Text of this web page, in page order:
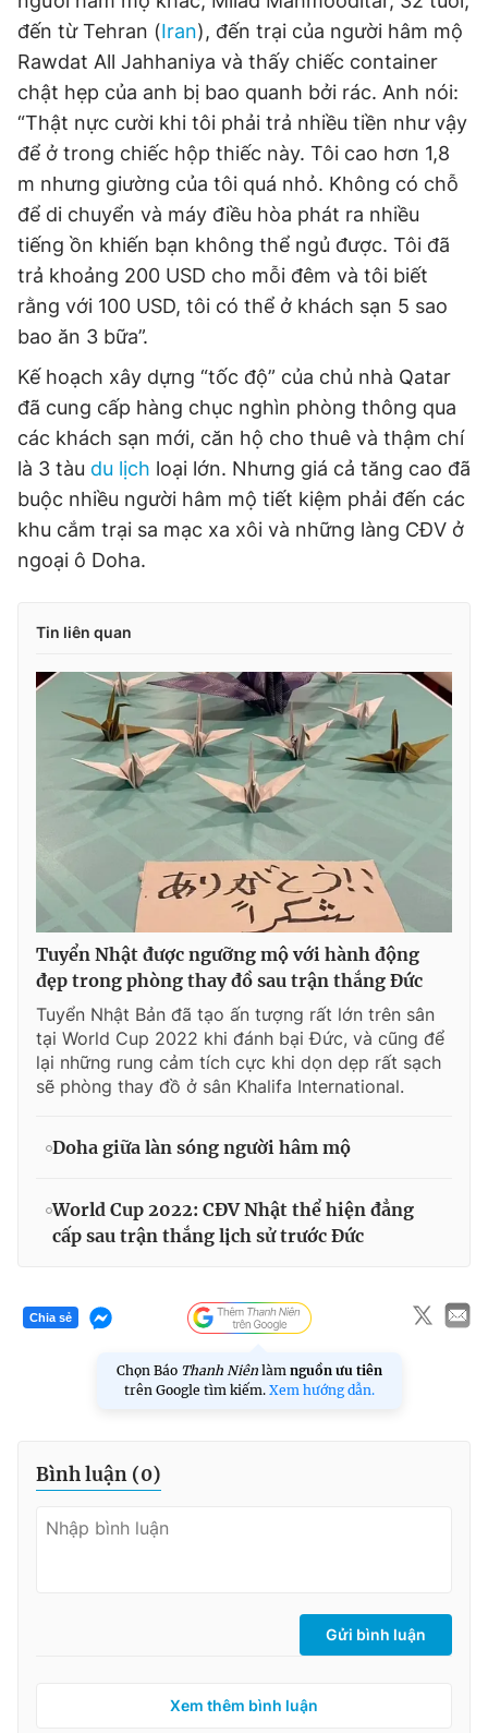
đến từ Tehran (Iran), đến trại của người hâm mộ
Rawdat All Jahhaniya và thấy chiếc container
chật hẹp của anh bị bao quanh bởi rác. Anh nói:
“Thật nực cười khi tôi phải trả nhiều tiền như vậy
để ở trong chiếc hộp thiếc này. Tôi cao hơn 1,8
m nhưng giường của tôi quá nhỏ. Không có chỗ
để di chuyển và máy điều hòa phát ra nhiều
tiếng ồn khiến bạn không thể ngủ được. Tôi đã
trả khoảng 200 USD cho mỗi đêm và tôi biết
rằng với 100 USD, tôi có thể ở khách sạn 5 sao
bao ăn 3 bữa”.
Kế hoạch xây dựng “tốc độ” của chủ nhà Qatar
đã cung cấp hàng chục nghìn phòng thông qua
các khách sạn mới, căn hộ cho thuê và thậm chí
là 3 tàu du lịch loại lớn. Nhưng giá cả tăng cao đã
buộc nhiều người hâm mộ tiết kiệm phải đến các
khu cắm trại sa mạc xa xôi và những làng CĐV ở
ngoại ô Doha.
Tin liên quan
Tuyển Nhật được ngưỡng mộ với hành động
đẹp trong phòng thay đồ sau trận thắng Đức
Tuyển Nhật Bản đã tạo ấn tượng rất lớn trên sân
tại World Cup 2022 khi đánh bại Đức, và cũng để
lại những rung cảm tích cực khi dọn dẹp rất sạch
sẽ phòng thay đồ ở sân Khalifa International.
Doha giữa làn sóng người hâm mộ
World Cup 2022: CĐV Nhật thể hiện đẳng
cấp sau trận thắng lịch sử trước Đức
Chia sẻ
Chọn Báo Thanh Niên làm nguồn ưu tiên
trên Google tìm kiếm. Xem hướng dẫn.
Bình luận (0)
Gửi bình luận
Xem thêm bình luận